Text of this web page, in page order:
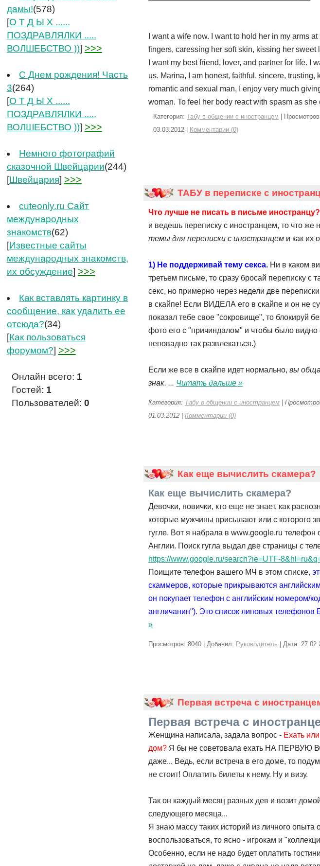
дамы!(578)
[О Т Д Ы Х ......
ПОЗДРАВЛЯЛКИ .....
ВОЛШЕБСТВО ))] >>>
С Днем рождения! Часть
3(264)
[О Т Д Ы Х ......
ПОЗДРАВЛЯЛКИ .....
ВОЛШЕБСТВО ))] >>>
Немного фотографий
сказочной Швейцарии(244)
[Швейцария] >>>
cuteonly.ru Сайт
международных
знакомств(62)
[Известные сайты
международных знакомств,
их обсуждение] >>>
Как вставлять картинку в
сообщение, как удалить ее
отсюда?(34)
[Как пользоваться
форумом?] >>>
Онлайн всего: 1
Гостей: 1
Пользователей: 0
I want a wife now. I want to hold her in my arms
fingers, caressing her soft skin, kissing her
I want my best friend, lover, and partner for life. I
us. Marina, I am honest, faithful, sincere,
romantic and sexual man, I enjoy very much
woman. To feel her body react with spasm as she
Категория: Табу в общении с иностранцем |
03.03.2012
Комментарии (0)
ТАБУ в переписке с
Что лучше не писать в письме иностранцу?
и ведешь переписку с иностранцем, то что же
темы для переписки с иностранцем и как их
1) Не поддерживай тему секса. Ни в каком
третьем письме, то сразу бросай переписку с
секс, но примерно через недели две
в скайпе! Если ВИДЕЛА его в скайпе и он не
показал тебе свое "сокровище", то блокируй
фото его с "причиндалом" и чтобы было
неповадно так развлекаться.)
Если же все в скайпе идет нормально, вы
знак. ... Читать дальше »
Категория: Табу в общении с иностранцем |
01.03.2012
Комментарии (0)
Как еще вычислить скамера?
Как еще вычислить скамера?
Девочки, новички, кто еще не знает, как
которые мужчины присылают или с которого
гугле. Вот я набрала в www.google.ru
Англии. Поиск гугла выдал две страницы с
https://www.google.ru/search?ie=UTF-
Поищите телефон вашего МЧ в этом списке,
скаммеров, которые прикрываются
он покупает телефон с английским номером/
англичанин"). Это список липовых телефонов
»
Просмотров: 8040 | Добавил: Руководитель | Дата:
Первая встреча с
Первая встреча с
Женщина написала, задала вопрос - Ехать
дом? Я бы не советовала ехать НА ПЕРВУЮ
даже... Ведь, если встреча в его доме, то
не стоит! Оплатить билеты к нему. Ну и визу.
Так он каждый месяц разных дев и возит
следующего месяца...
Я знаю массу таких историй из личного
воспользоваться, то ясно - игрокам и
Особенно, если не надо будет оплатить